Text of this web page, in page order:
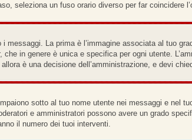
seleziona un fuso orario diverso per far coincidere
messaggi. La prima è l’immagine associata al tuo
in genere è unica e specifica per ogni utente.
è una decisione dell’amministrazione, e devi
sotto al tuo nome utente nei messaggi e nel
e amministratori possono avere un grado
il numero dei tuoi interventi.